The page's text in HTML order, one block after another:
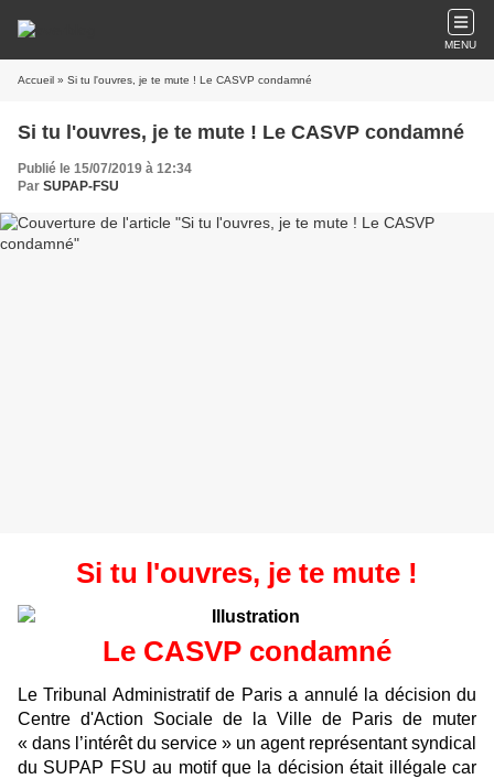
MENU
Accueil » Si tu l'ouvres, je te mute ! Le CASVP condamné
Si tu l'ouvres, je te mute ! Le CASVP condamné
Publié le 15/07/2019 à 12:34
Par SUPAP-FSU
Si tu l'ouvres, je te mute !
Le CASVP condamné
Le Tribunal Administratif de Paris a annulé la décision du
Centre d'Action Sociale de la Ville de Paris de muter
« dans l’intérêt du service » un agent représentant syndical
du SUPAP FSU au motif que la décision était illégale car